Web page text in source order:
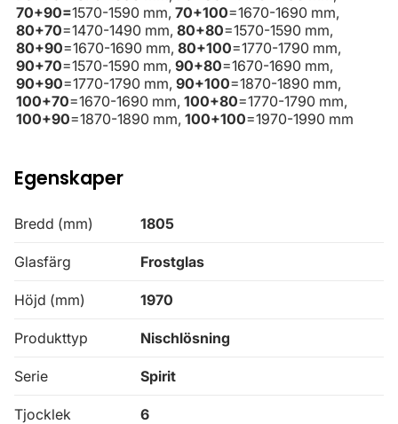
70+90=1570-1590 mm, 70+100=1670-1690 mm,
80+70=1470-1490 mm, 80+80=1570-1590 mm,
80+90=1670-1690 mm, 80+100=1770-1790 mm,
90+70=1570-1590 mm, 90+80=1670-1690 mm,
90+90=1770-1790 mm, 90+100=1870-1890 mm,
100+70=1670-1690 mm, 100+80=1770-1790 mm,
100+90=1870-1890 mm, 100+100=1970-1990 mm
Egenskaper
Bredd (mm) 1805
Glasfärg Frostglas
Höjd (mm) 1970
Produkttyp Nischlösning
Serie Spirit
Tjocklek 6